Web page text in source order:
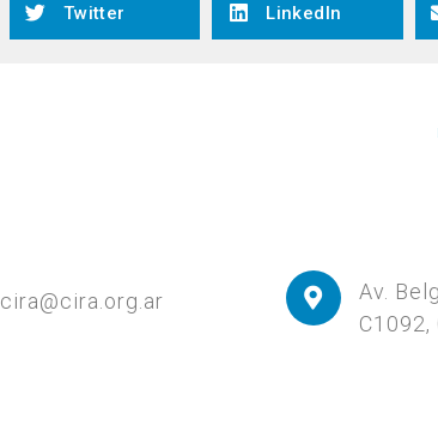
Twitter LinkedIn
cira@cira.org.ar
Av.
C1092,